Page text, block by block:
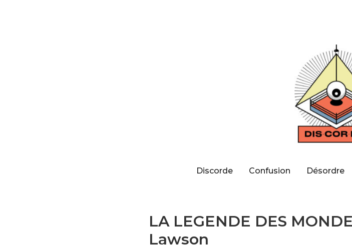
Discorde Confusion Désordre
LA LEGENDE DES
Lawson